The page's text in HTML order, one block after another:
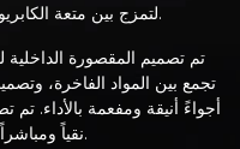
لتمزج بين متعة الكابريو وأداء السيارات الخارقة الأصيلة.
تم تصميم المقصورة الداخلية
تجمع بين المواد الفاخرة،
نقياً ومباشراً بالإثارة في كل رحلة.